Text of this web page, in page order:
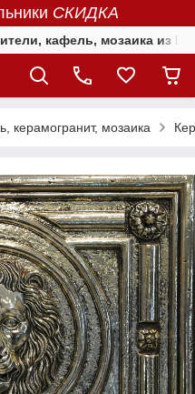
СКИДКА
кафель, мозаика из
керамогранит, мозаика